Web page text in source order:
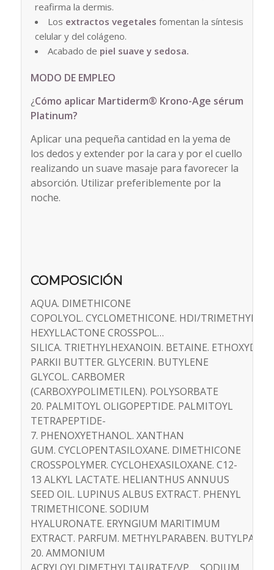
reafirma la dermis.
Los extractos vegetales fomentan la síntesis
celular y del colágeno.
Acabado de piel suave y sedosa.
MODO DE EMPLEO
¿Cómo aplicar Martiderm® Krono-Age sérum
Platinum?
Aplicar una pequeña cantidad en la yema de
los dedos y extender por la cara y por el cuello
realizando un suave masaje para favorecer la
absorción. Utilizar preferiblemente por la
noche.
COMPOSICIÓN
AQUA. DIMETHICONE
COPOLYOL. CYCLOMETHICONE. HDI/TRIMETHYLOL
HEXYLLACTONE CROSSPOL…
SILICA. TRIETHYLHEXANOIN. BETAINE.
PARKII BUTTER. GLYCERIN. BUTYLENE
GLYCOL. CARBOMER
(CARBOXYPOLIMETILEN). POLYSORBATE
20. PALMITOYL OLIGOPEPTIDE. PALMITOYL
TETRAPEPTIDE­
7. PHENOXYETHANOL. XANTHAN
GUM. CYCLOPENTASILOXANE. DIMETHICONE
CROSSPOLYMER. CYCLOHEXASILOXANE. C12­
13 ALKYL LACTATE. HELIANTHUS ANNUUS
SEED OIL. LUPINUS ALBUS EXTRACT. PHENYL
TRIMETHICONE. SODIUM
HYALURONATE. ERYNGIUM MARITIMUM
EXTRACT. PARFUM. METHYLPARABEN.
20. AMMONIUM